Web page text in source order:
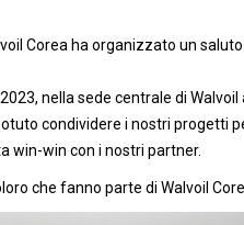
Corea ha organizzato un
nella sede centrale di Walvoil
condividere i nostri progetti
win-win con i nostri partner.
che fanno parte di Walvoil